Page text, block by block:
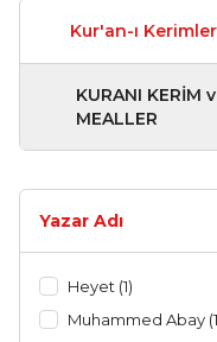
Kur'an-ı Kerimler
KURANI KERİM
MEALLER
Yazar Adı
Heyet (1)
Muhammed Abay